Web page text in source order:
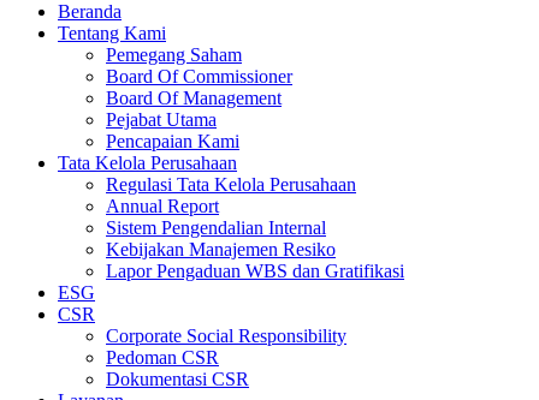
Beranda
Tentang Kami
Pemegang Saham
Board Of Commissioner
Board Of Management
Pejabat Utama
Pencapaian Kami
Tata Kelola Perusahaan
Regulasi Tata Kelola Perusahaan
Annual Report
Sistem Pengendalian Internal
Kebijakan Manajemen Resiko
Lapor Pengaduan WBS dan Gratifikasi
ESG
CSR
Corporate Social Responsibility
Pedoman CSR
Dokumentasi CSR